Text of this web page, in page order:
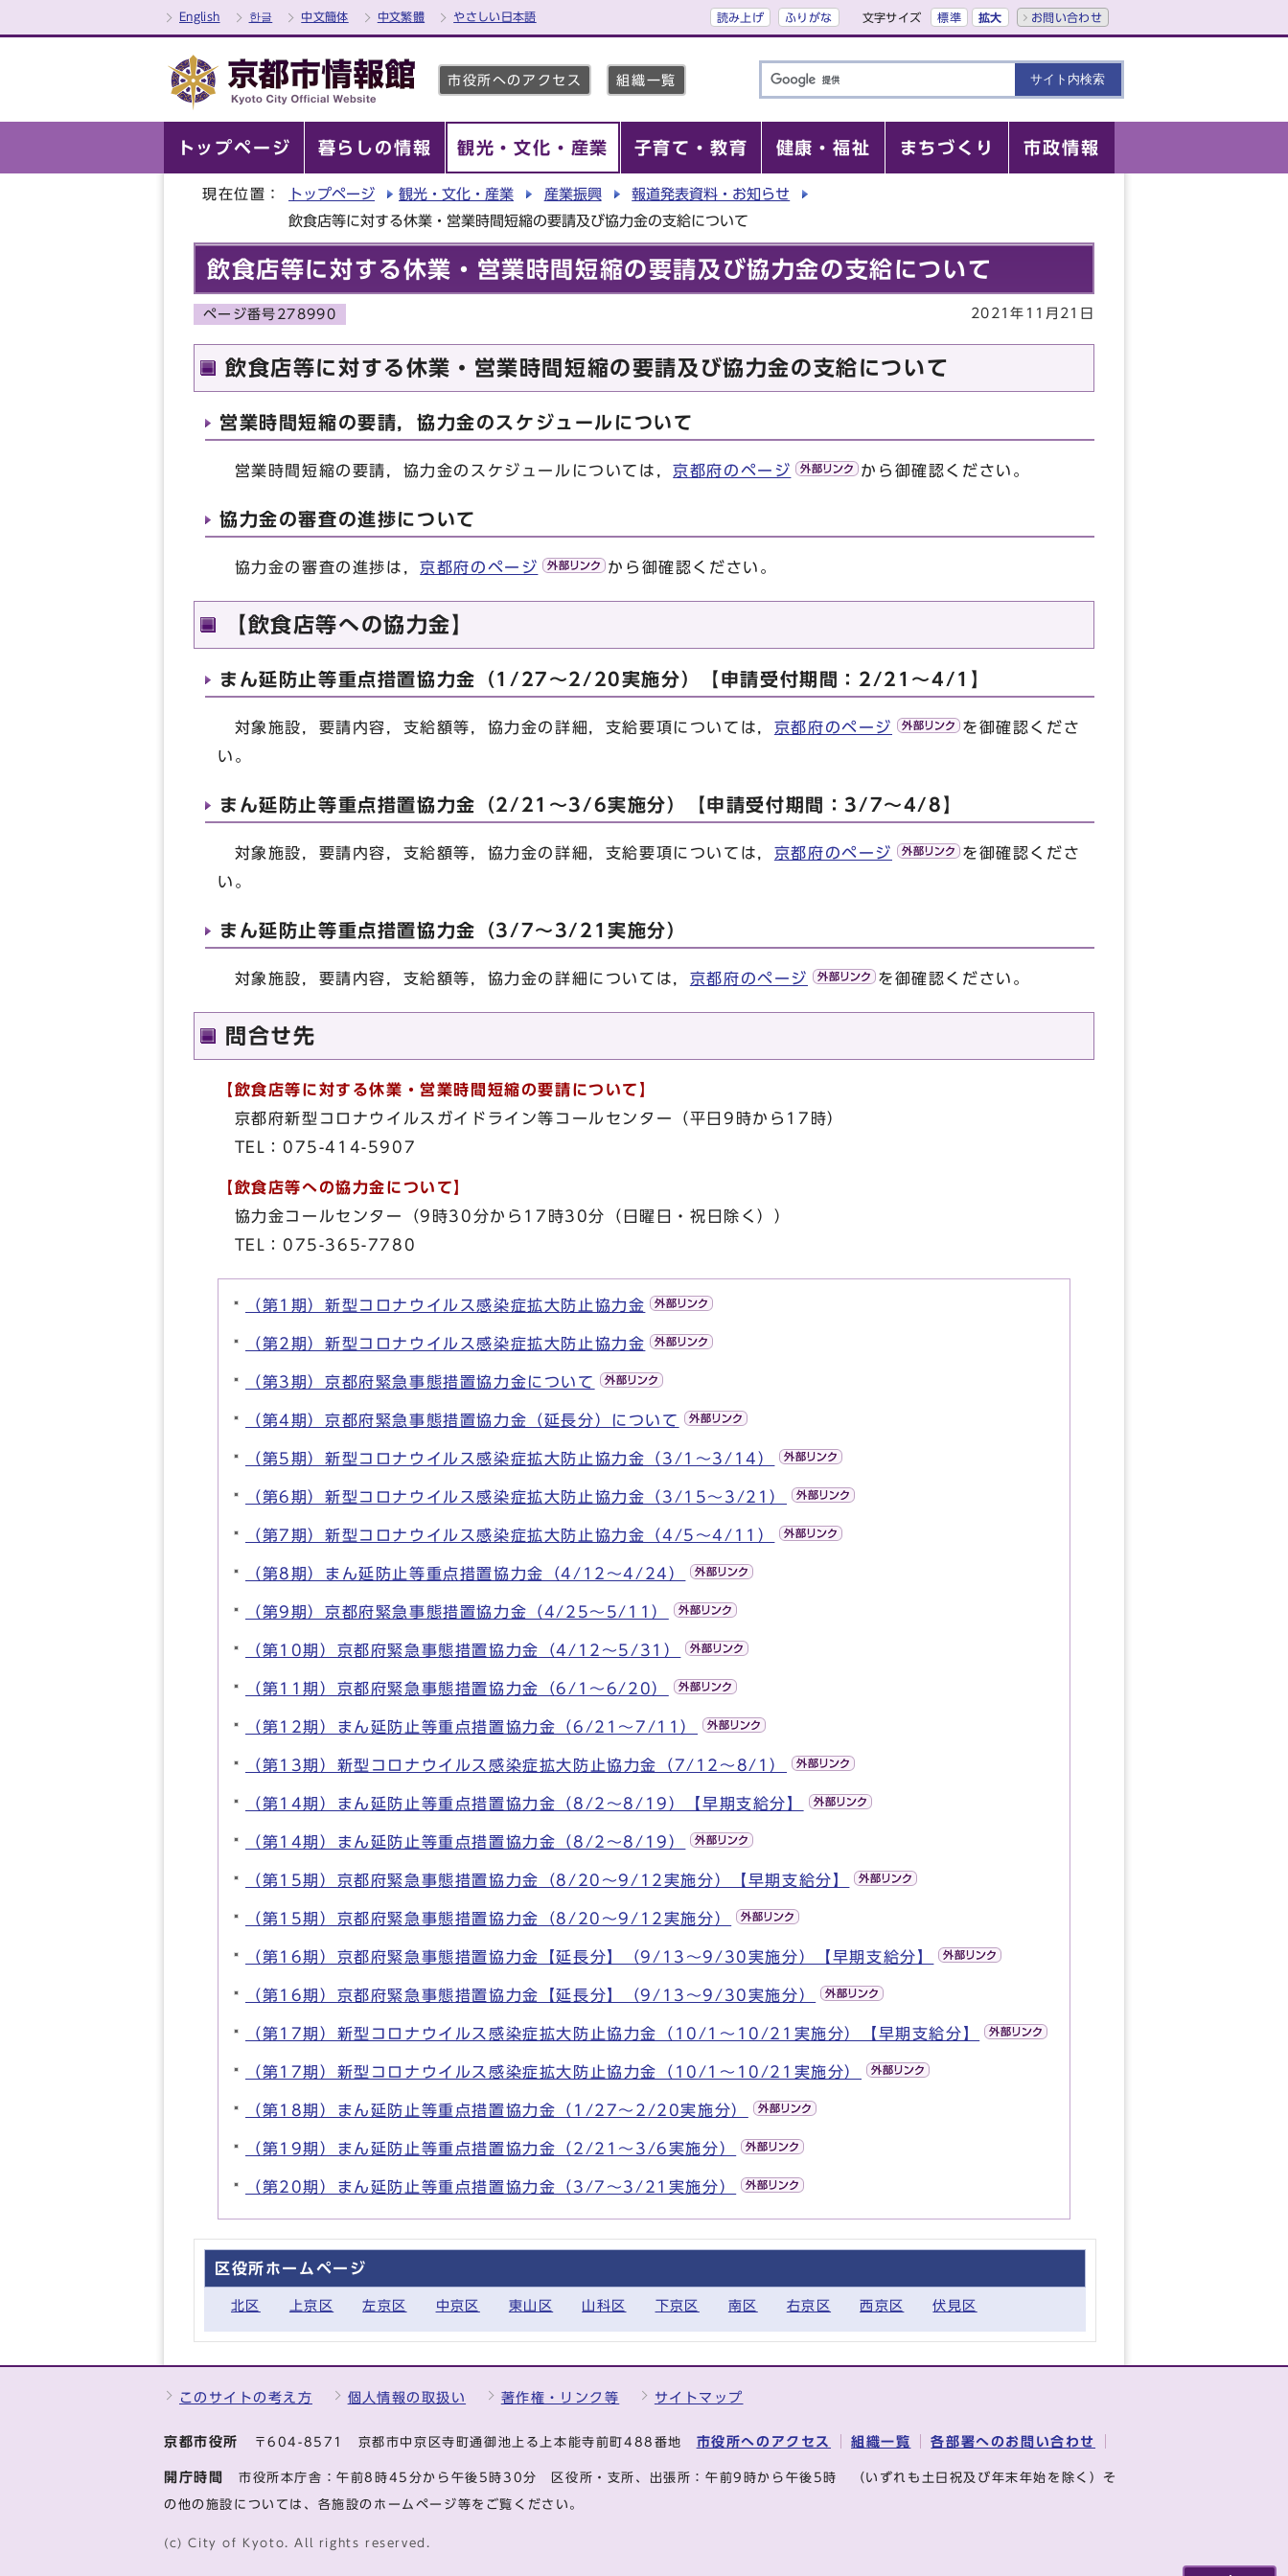
English 한글 中文簡体 中文繁體 やさしい日本語 読み上げ ふりがな 文字サイズ 標準 拡大 お問い合わせ
市役所へのアクセス 組織一覧
トップページ 暮らしの情報 観光・文化・産業 子育て・教育 健康・福祉 まちづくり 市政情報
現在位置： トップページ 観光・文化・産業 産業振興
報道発表資料・お知らせ
飲食店等に対する休業・営業時間短縮の要請及び協力金の支給について
飲食店等に対する休業・営業時間短縮の要請及び協力金の支給について
ページ番号278990 2021年11月21日
飲食店等に対する休業・営業時間短縮の要請及び協力金の支給について
営業時間短縮の要請，協力金のスケジュールについて
営業時間短縮の要請，協力金のスケジュールについては，京都府のページ から御確認ください。
協力金の審査の進捗について
協力金の審査の進捗は，京都府のページ から御確認ください。
【飲食店等への協力金】
まん延防止等重点措置協力金（1/27～2/20実施分）【申請受付期間：2/21～4/1】
対象施設，要請内容，支給額等，協力金の詳細，支給要項については， 京都府のページ
を御確認くださ
い。
まん延防止等重点措置協力金（2/21～3/6実施分）【申請受付期間：3/7～4/8】
対象施設，要請内容，支給額等，協力金の詳細，支給要項については， 京都府のページ
を御確認くださ
い。
まん延防止等重点措置協力金（3/7～3/21実施分）
対象施設，要請内容，支給額等，協力金の詳細については， 京都府のページ を御確認ください。
問合せ先
【飲食店等に対する休業・営業時間短縮の要請について】
京都府新型コロナウイルスガイドライン等コールセンター（平日9時から17時）
TEL：075-414-5907
【飲食店等への協力金について】
協力金コールセンター（9時30分から17時30分（日曜日・祝日除く））
TEL：075-365-7780
（第1期）新型コロナウイルス感染症拡大防止協力金
（第2期）新型コロナウイルス感染症拡大防止協力金
（第3期）京都府緊急事態措置協力金について
（第4期）京都府緊急事態措置協力金（延長分）について
（第5期）新型コロナウイルス感染症拡大防止協力金（3/1～3/14）
（第6期）新型コロナウイルス感染症拡大防止協力金（3/15～3/21）
（第7期）新型コロナウイルス感染症拡大防止協力金（4/5～4/11）
（第8期）まん延防止等重点措置協力金（4/12～4/24）
（第9期）京都府緊急事態措置協力金（4/25～5/11）
（第10期）京都府緊急事態措置協力金（4/12～5/31）
（第11期）京都府緊急事態措置協力金（6/1～6/20）
（第12期）まん延防止等重点措置協力金（6/21～7/11）
（第13期）新型コロナウイルス感染症拡大防止協力金（7/12～8/1）
（第14期）まん延防止等重点措置協力金（8/2～8/19）【早期支給分】
（第14期）まん延防止等重点措置協力金（8/2～8/19）
（第15期）京都府緊急事態措置協力金（8/20～9/12実施分）【早期支給分】
（第15期）京都府緊急事態措置協力金（8/20～9/12実施分）
（第16期）京都府緊急事態措置協力金【延長分】（9/13～9/30実施分）【早期支給分】
（第16期）京都府緊急事態措置協力金【延長分】（9/13～9/30実施分）
（第17期）新型コロナウイルス感染症拡大防止協力金（10/1～10/21実施分）【早期支給分】
（第17期）新型コロナウイルス感染症拡大防止協力金（10/1～10/21実施分）
（第18期）まん延防止等重点措置協力金（1/27～2/20実施分）
（第19期）まん延防止等重点措置協力金（2/21～3/6実施分）
（第20期）まん延防止等重点措置協力金（3/7～3/21実施分）
区役所ホームページ
北区 上京区 左京区 中京区 東山区 山科区 下京区 南区 右京区 西京区 伏見区
このサイトの考え方 個人情報の取扱い 著作権・リンク等 サイトマップ
京都市役所 〒604-8571 京都市中京区寺町通御池上る上本能寺前町488番地 市役所へのアクセス 組織一覧 各部署へのお問い合わせ
開庁時間 市役所本庁舎：午前8時45分から午後5時30分 区役所・支所、出張所：午前9時から午後5時 （いずれも土日祝及び年末年始を除く）そ
の他の施設については、各施設のホームページ等をご覧ください。
(c) City of Kyoto. All rights reserved.